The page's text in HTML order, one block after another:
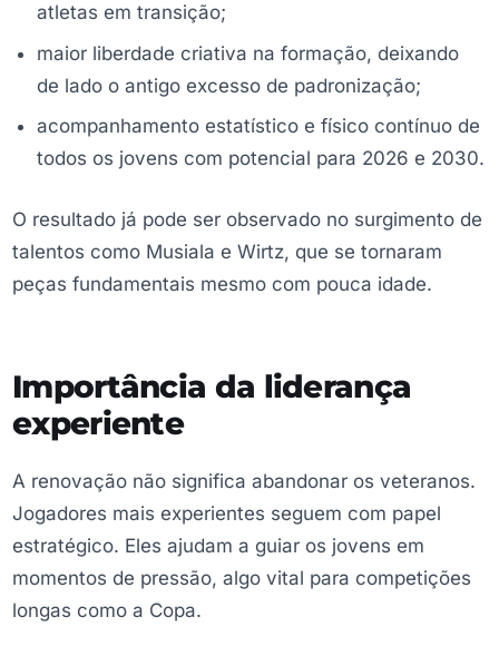
atletas em transição;
maior liberdade criativa na formação, deixando
de lado o antigo excesso de padronização;
acompanhamento estatístico e físico contínuo de
todos os jovens com potencial para 2026 e 2030.
O resultado já pode ser observado no surgimento de
talentos como Musiala e Wirtz, que se tornaram
peças fundamentais mesmo com pouca idade.
Importância da liderança
experiente
A renovação não significa abandonar os veteranos.
Jogadores mais experientes seguem com papel
estratégico. Eles ajudam a guiar os jovens em
momentos de pressão, algo vital para competições
longas como a Copa.